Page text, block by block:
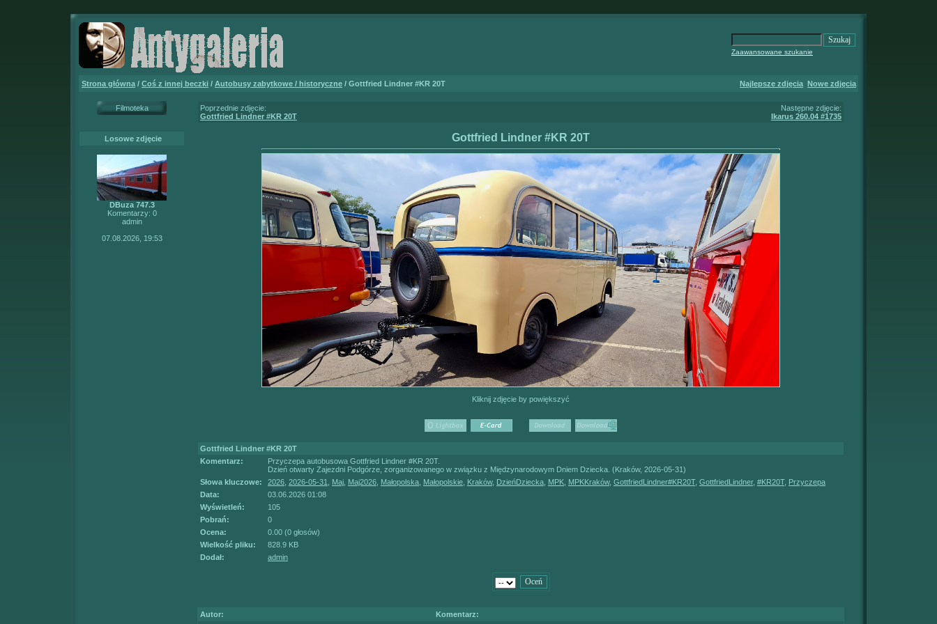
Zaawansowane szukanie
Strona główna / Coś z innej beczki / Autobusy zabytkowe / historyczne / Gottfried Lindner #KR 20T Najlepsze zdjęcia Nowe zdjęcia
Filmoteka
Losowe zdjęcie
DBuza 747.3
Komentarzy: 0
admin
07.08.2026, 19:53
Poprzednie zdjęcie:
Gottfried Lindner #KR 20T
Następne zdjęcie:
Ikarus 260.04 #1735
Gottfried Lindner #KR 20T
Kliknij zdjęcie by powiększyć
Gottfried Lindner #KR 20T
Komentarz:
Przyczepa autobusowa Gottfried Lindner #KR 20T.
Dzień otwarty Zajezdni Podgórze, zorganizowanego w związku z Międzynarodowym Dniem Dziecka. (Kraków, 2026-05-31)
Słowa kluczowe:
2026 2026-05-31 Maj Maj2026 Małopolska Małopolskie Kraków, DzieńDziecka MPK MPKKraków, GottfriedLindner#KR20T, GottfriedLindner, #KR20T, Przyczepa
Data:
03.06.2026 01:08
Wyświetleń:
105
Pobrań:
0
Ocena:
0.00 (0 głosów)
Wielkość pliku:
828.9 KB
Dodał:
admin
Autor:
Komentarz: